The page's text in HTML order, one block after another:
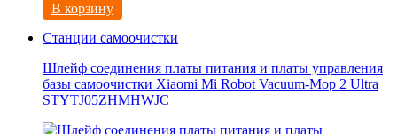
В корзину
Станции самоочистки
Шлейф соединения платы питания и платы управления
базы самоочистки Xiaomi Mi Robot Vacuum-Mop 2 Ultra
STYTJ05ZHMHWJC